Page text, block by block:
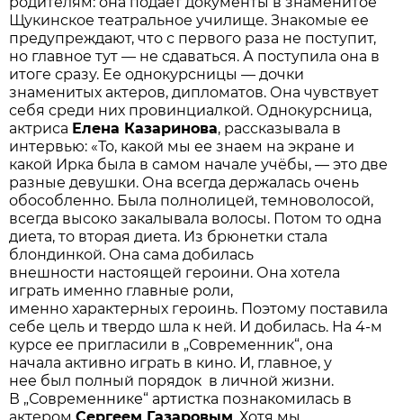
Щукинское театральное училище. Знакомые ее
предупреждают, что с первого раза не поступит,
но главное тут — не сдаваться. А поступила она в
итоге сразу. Ее однокурсницы — дочки
знаменитых актеров, дипломатов. Она чувствует
себя среди них провинциалкой. Однокурсница,
актриса Елена Казаринова, рассказывала в
интервью: «То, какой мы ее знаем на экране и
какой Ирка была в самом начале учёбы, — это две
разные девушки. Она всегда держалась очень
обособленно. Была полнолицей, темноволосой,
всегда высоко закалывала волосы. Потом то одна
диета, то вторая диета. Из брюнетки стала
блондинкой. Она сама добилась
внешности настоящей героини. Она хотела
играть именно главные роли,
именно характерных героинь. Поэтому поставила
себе цель и твердо шла к ней. И добилась. На 4-м
курсе ее пригласили в „Современник“, она
начала активно играть в кино. И, главное, у
нее был полный порядок в личной жизни.
В „Современнике“ артистка познакомилась в